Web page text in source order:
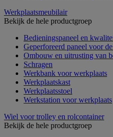
Werkplaatsmeubilair
Bekijk de hele productgroep
Bedieningspaneel en
Geperforeerd paneel voor
Ombouw en uitrusting van
Schragen
Werkbank voor werkplaats
Werkplaatskast
Werkplaatsstoel
Werkstation voor werkplaats
Wiel voor trolley en rolcontainer
Bekijk de hele productgroep